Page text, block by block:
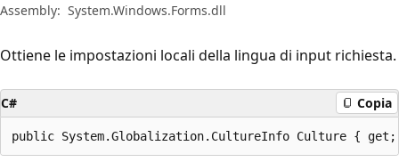
Assembly: System.Windows.Forms.dll
Ottiene le impostazioni locali della lingua di input richiesta.
C# Copia
public System.Globalization.CultureInfo Culture {